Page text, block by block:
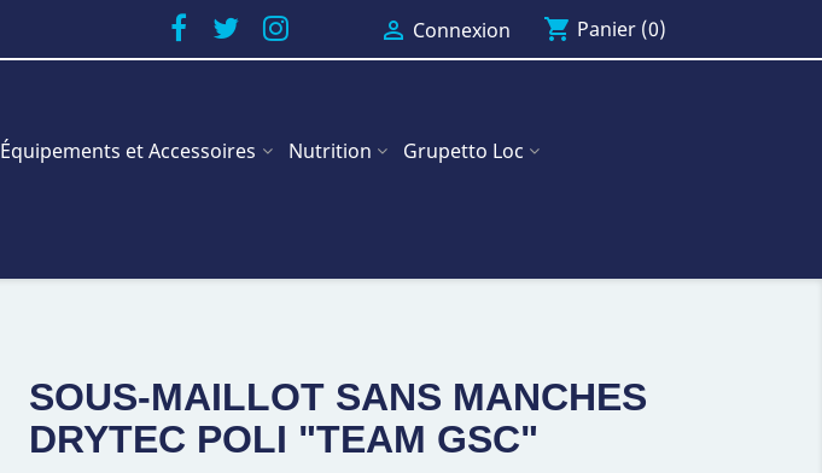
 Connexion shopping_cart Panier (0)
Équipements et Accessoires Nutrition
Grupetto Loc
SOUS-MAILLOT SANS MANCHES
DRYTEC POLI "TEAM GSC"